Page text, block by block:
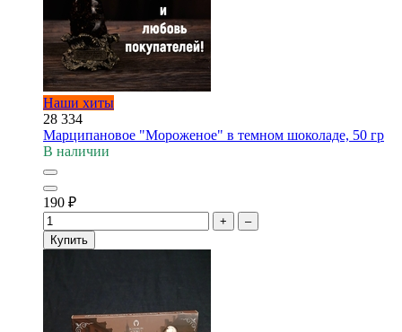
Наши хиты
28 334
Марципановое "Мороженое" в темном шоколаде, 50 гр
В наличии
190 ₽
+
–
Купить